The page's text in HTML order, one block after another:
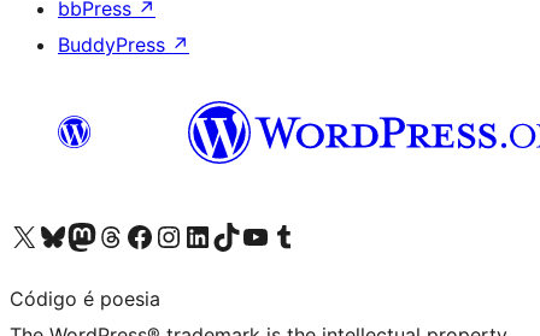
bbPress ↗
BuddyPress ↗
Visit our X (formerly Twitter) account
Visit our Bluesky account
Visit our Mastodon account
Visit our Threads account
Visit our Facebook page
Visit our Instagram account
Visit our LinkedIn account
Visit our TikTok account
Visit our YouTube channel
Visit our Tumblr account
Código é poesia